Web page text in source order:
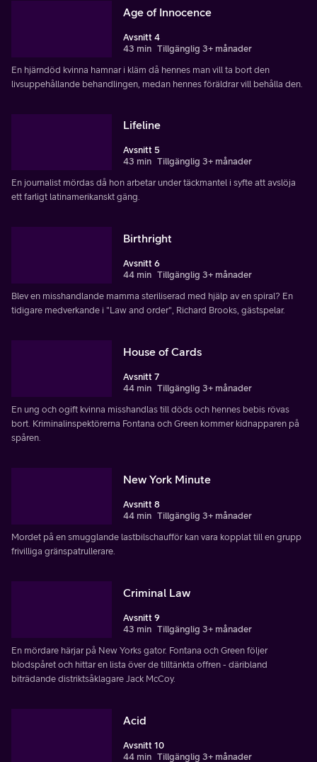
Age of Innocence
Avsnitt 4
43 min Tillgänglig 3+ månader
En hjärndöd kvinna hamnar i kläm då hennes man vill ta bort den
livsuppehållande behandlingen, medan hennes föräldrar vill behålla den.
Lifeline
Avsnitt 5
43 min Tillgänglig 3+ månader
En journalist mördas då hon arbetar under täckmantel i syfte att avslöja
ett farligt latinamerikanskt gäng.
Birthright
Avsnitt 6
44 min Tillgänglig 3+ månader
Blev en misshandlande mamma steriliserad med hjälp av en spiral? En
tidigare medverkande i "Law and order", Richard Brooks, gästspelar.
House of Cards
Avsnitt 7
44 min Tillgänglig 3+ månader
En ung och ogift kvinna misshandlas till döds och hennes bebis rövas
bort. Kriminalinspektörerna Fontana och Green kommer kidnapparen på
spåren.
New York Minute
Avsnitt 8
44 min Tillgänglig 3+ månader
Mordet på en smugglande lastbilschaufför kan vara kopplat till en grupp
frivilliga gränspatrullerare.
Criminal Law
Avsnitt 9
43 min Tillgänglig 3+ månader
En mördare härjar på New Yorks gator. Fontana och Green följer
blodspåret och hittar en lista över de tilltänkta offren - däribland
biträdande distriktsåklagare Jack McCoy.
Acid
Avsnitt 10
44 min Tillgänglig 3+ månader